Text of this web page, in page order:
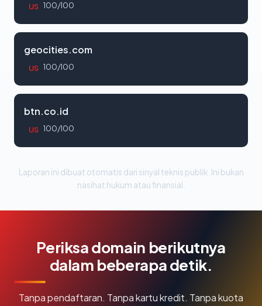
US 100/100
geocities.com
US 100/100
btn.co.id
US 100/100
Laporan ini dibuat otomatis dari sinyal teknis publik. Ini bukan
nasihat hukum atau finansial.
Periksa domain berikutnya
dalam beberapa detik.
Tanpa pendaftaran. Tanpa kartu kredit. Tanpa kuota